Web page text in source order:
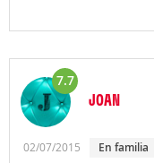
7.7
JOAN
02/07/2015 en familia